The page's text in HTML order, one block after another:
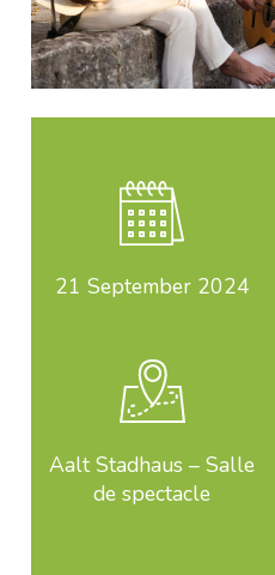
21 September 2024
Aalt Stadhaus – Salle
de spectacle